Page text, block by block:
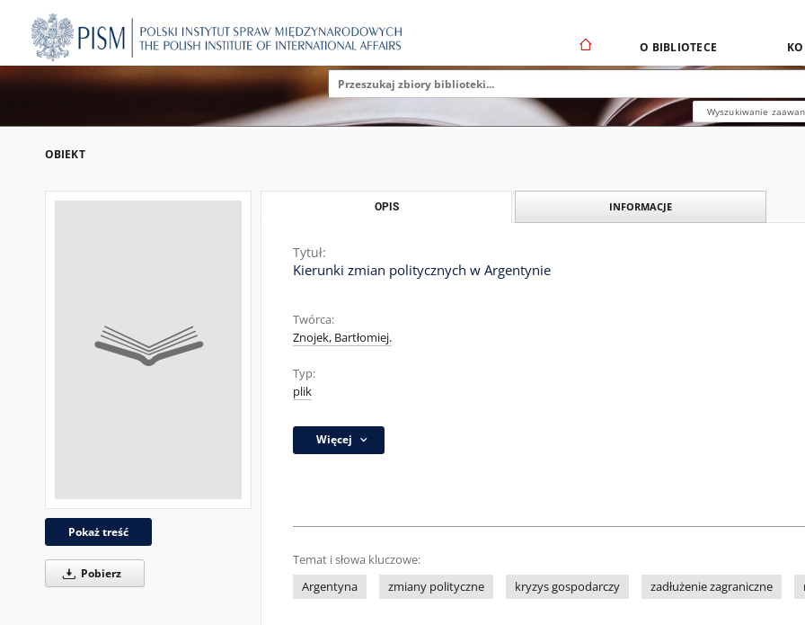
O BIBLIOTECE
Wyszukiwanie
OBIEKT
Pokaż treść
Pobierz
OPIS INFORMACJE
Tytuł:
Kierunki zmian politycznych w Argentynie
Twórca:
Znojek, Bartłomiej.
Typ:
plik
Więcej
Temat i słowa kluczowe:
Argentyna
zmiany polityczne kryzys gospodarczy zadłużenie zagraniczne